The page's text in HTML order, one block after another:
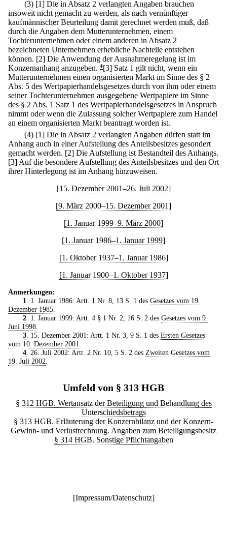
(3) [1] Die in Absatz 2 verlangten Angaben brauchen
insoweit nicht gemacht zu werden, als nach vernünftiger
kaufmännischer Beurteilung damit gerechnet werden muß, daß
durch die Angaben dem Mutterunternehmen, einem
Tochterunternehmen oder einem anderen in Absatz 2
bezeichneten Unternehmen erhebliche Nachteile entstehen
können. [2] Die Anwendung der Ausnahmeregelung ist im
Konzernanhang anzugeben. 4[3] Satz 1 gilt nicht, wenn ein
Mutterunternehmen einen organisierten Markt im Sinne des § 2
Abs. 5 des Wertpapierhandelsgesetzes durch von ihm oder einem
seiner Tochterunternehmen ausgegebene Wertpapiere im Sinne
des § 2 Abs. 1 Satz 1 des Wertpapierhandelsgesetzes in Anspruch
nimmt oder wenn die Zulassung solcher Wertpapiere zum Handel
an einem organisierten Markt beantragt worden ist.
(4) [1] Die in Absatz 2 verlangten Angaben dürfen statt im
Anhang auch in einer Aufstellung des Anteilsbesitzes gesondert
gemacht werden. [2] Die Aufstellung ist Bestandteil des Anhangs.
[3] Auf die besondere Aufstellung des Anteilsbesitzes und den Ort
ihrer Hinterlegung ist im Anhang hinzuweisen.
[15. Dezember 2001–26. Juli 2002]
[9. März 2000–15. Dezember 2001]
[1. Januar 1999–9. März 2000]
[1. Januar 1986–1. Januar 1999]
[1. Oktober 1937–1. Januar 1986]
[1. Januar 1900–1. Oktober 1937]
Anmerkungen:
1
. 1. Januar 1986: Artt. 1 Nr. 8, 13 S. 1 des Gesetzes vom 19.
Dezember 1985
2. 1. Januar 1999: Artt. 4 § 1 Nr. 2, 16 S. 2 des Gesetzes vom 9.
Juni 1998
3. 15. Dezember 2001: Artt. 1 Nr. 3, 9 S. 1 des Ersten Gesetzes
vom 10. Dezember 2001
4. 26. Juli 2002: Artt. 2 Nr. 10, 5 S. 2 des Zweiten Gesetzes vom
19. Juli 2002
Umfeld von § 313 HGB
§ 312 HGB. Wertansatz der Beteiligung und Behandlung des
Unterschiedsbetrags
§ 313 HGB. Erläuterung der Konzernbilanz und der Konzern-
Gewinn- und Verlustrechnung. Angaben zum Beteiligungsbesitz
§ 314 HGB. Sonstige Pflichtangaben
[Impressum/Datenschutz]